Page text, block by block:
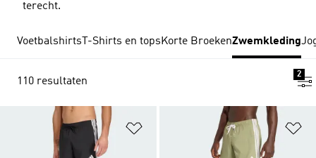
terecht.
Voetbalshirts T-Shirts en topsKorte BroekenZwemkleding
110 resultaten
2
Op verlanglijst zetten